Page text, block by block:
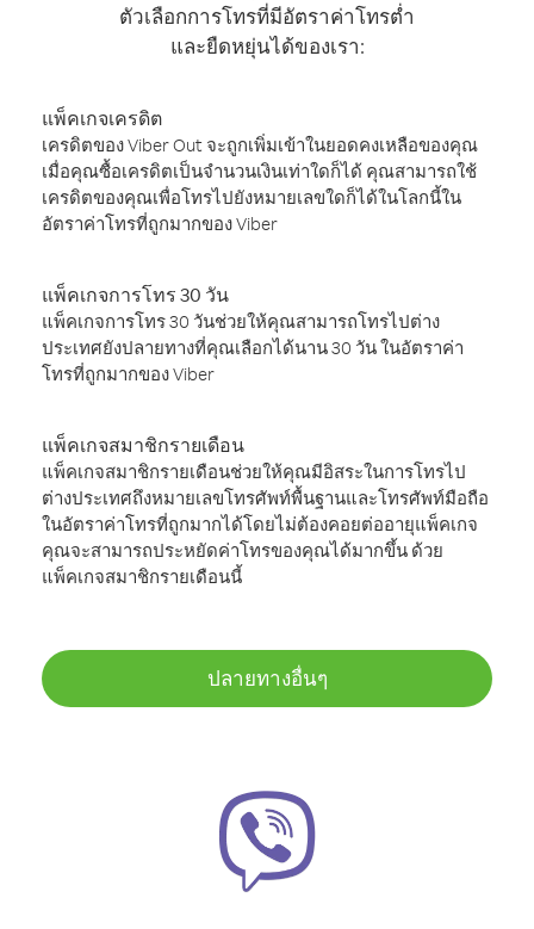
ตัวเลือกการโทรที่มีอัตราค่าโทรต่ำ
และยืดหยุ่นได้ของเรา:
แพ็คเกจเครดิต
เครดิตของ Viber Out จะถูกเพิ่มเข้าในยอดคงเหลือของคุณ
เมื่อคุณซื้อเครดิตเป็นจำนวนเงินเท่าใดก็ได้ คุณสามารถใช้
เครดิตของคุณเพื่อโทรไปยังหมายเลขใดก็ได้ในโลกนี้ใน
อัตราค่าโทรที่ถูกมากของ Viber
แพ็คเกจการโทร 30 วัน
แพ็คเกจการโทร 30 วันช่วยให้คุณสามารถโทรไปต่าง
ประเทศยังปลายทางที่คุณเลือกได้นาน 30 วัน ในอัตราค่า
โทรที่ถูกมากของ Viber
แพ็คเกจสมาชิกรายเดือน
แพ็คเกจสมาชิกรายเดือนช่วยให้คุณมีอิสระในการโทรไป
ต่างประเทศถึงหมายเลขโทรศัพท์พื้นฐานและโทรศัพท์มือถือ
ในอัตราค่าโทรที่ถูกมากได้โดยไม่ต้องคอยต่ออายุแพ็คเกจ
คุณจะสามารถประหยัดค่าโทรของคุณได้มากขึ้น ด้วย
แพ็คเกจสมาชิกรายเดือนนี้
ปลายทางอื่นๆ